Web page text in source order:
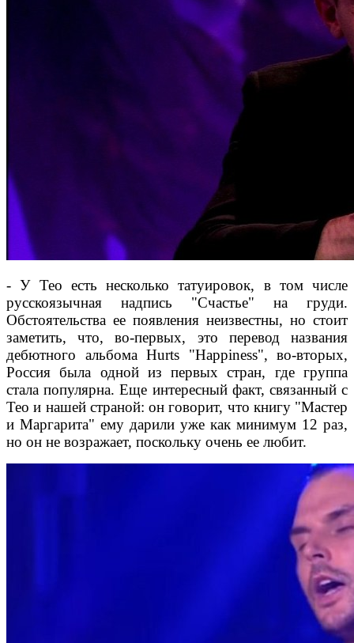
- У Тео есть несколько татуировок, в том числе
русскоязычная надпись "Счастье" на груди.
Обстоятельства ее появления неизвестны, но стоит
заметить, что, во-первых, это перевод названия
дебютного альбома Hurts "Happiness", во-вторых,
Россия была одной из первых стран, где группа
стала популярна. Еще интересный факт, связанный с
Тео и нашей страной: он говорит, что книгу "Мастер
и Маргарита" ему дарили уже как минимум 12 раз,
но он не возражает, поскольку очень ее любит.